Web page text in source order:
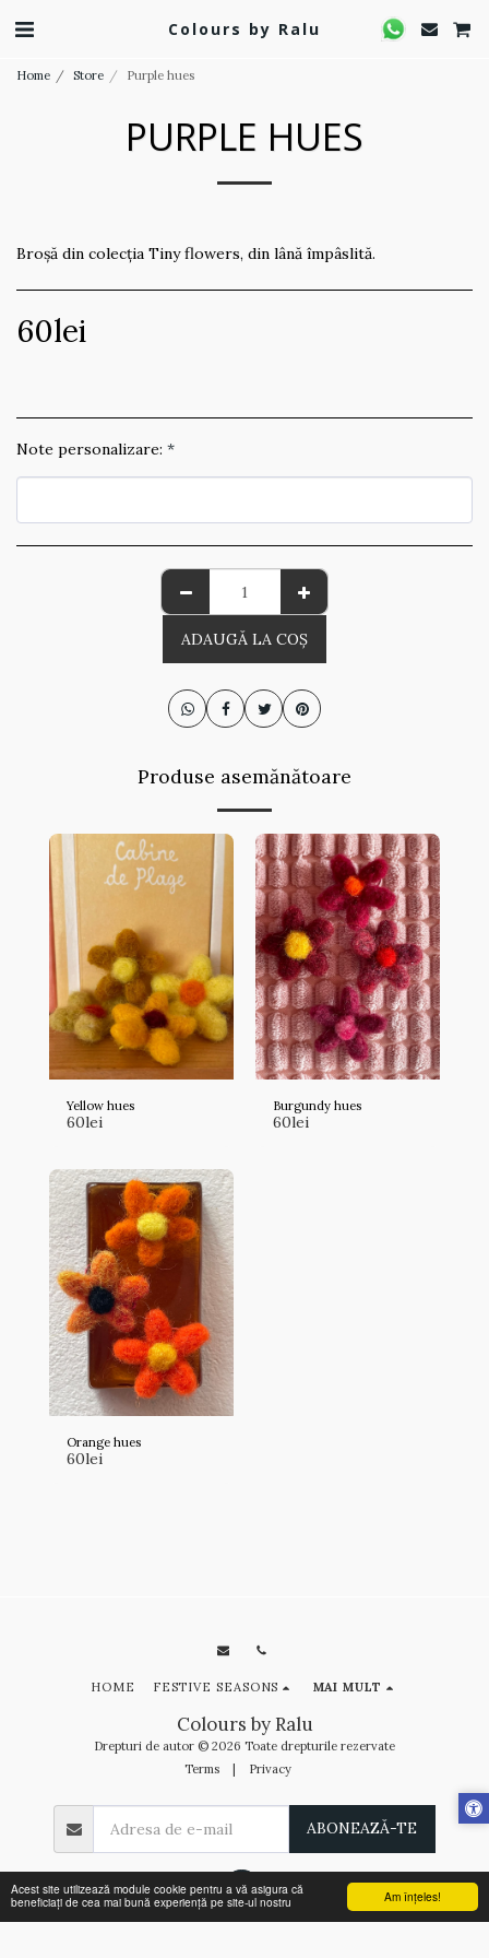
Am înţeles!
Acest site utilizează module cookie pentru a vă asigura că
beneficiați de cea mai bună experiență pe site-ul nostru
Colours by Ralu
Home Store Purple hues
PURPLE HUES
Broșă din colecția Tiny flowers, din lână împâslită.
60lei
Note personalizare: *
ADAUGĂ LA COŞ
Produse asemănătoare
Yellow hues
60lei
Burgundy hues
60lei
Orange hues
60lei
Colours by Ralu
Drepturi de autor © 2026 Toate drepturile rezervate
Terms | Privacy
HOME FESTIVE SEASONS MAI MULT
ABONEAZĂ-TE